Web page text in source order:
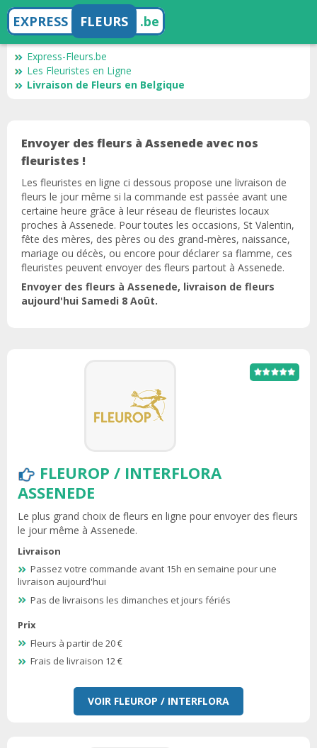
EXPRESS FLEURS .be
Express-Fleurs.be
Les Fleuristes en Ligne
Livraison de Fleurs en Belgique
Envoyer des fleurs à Assenede avec nos
fleuristes !
Les fleuristes en ligne ci dessous propose une livraison de
fleurs le jour même si la commande est passée avant une
certaine heure grâce à leur réseau de fleuristes locaux
proches à Assenede. Pour toutes les occasions, St Valentin,
fête des mères, des pères ou des grand-mères, naissance,
mariage ou décès, ou encore pour déclarer sa flamme, ces
fleuristes peuvent envoyer des fleurs partout à Assenede.
Envoyer des fleurs à Assenede, livraison de fleurs
aujourd'hui Samedi 8 Août.
FLEUROP / INTERFLORA
ASSENEDE
Le plus grand choix de fleurs en ligne pour envoyer des fleurs
le jour même à Assenede.
Livraison
Passez votre commande avant 15h en semaine pour une
livraison aujourd'hui
Pas de livraisons les dimanches et jours fériés
Prix
Fleurs à partir de 20 €
Frais de livraison 12 €
VOIR FLEUROP / INTERFLORA